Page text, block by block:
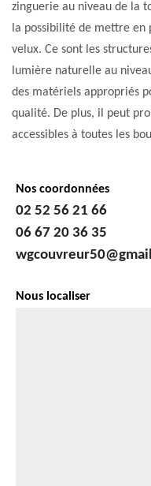
zinguerie au niveau de la
la possibilité de mettre en
velux. Ce sont les
lumière naturelle au
des matériels appropriés
qualité. De plus, il peut
accessibles à toutes les
Nos coordonnées
02 52 56 21 66
06 67 20 36 35
Nous localiser